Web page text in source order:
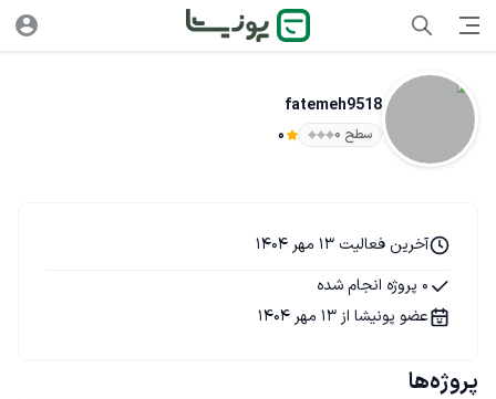
fatemeh9518
سطح ۰ 0
آخرین فعالیت 13 مهر 1404
0 پروژه انجام شده
عضو پونیشا از 13 مهر 1404
پروژه‌ها